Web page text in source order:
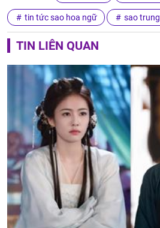
tin tức sao hoa ngữ sao trung
TIN LIÊN QUAN